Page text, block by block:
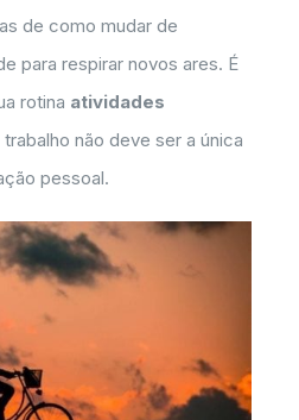
de como mudar de
para respirar novos ares. É
rotina atividades
trabalho não deve ser a única
pessoal.